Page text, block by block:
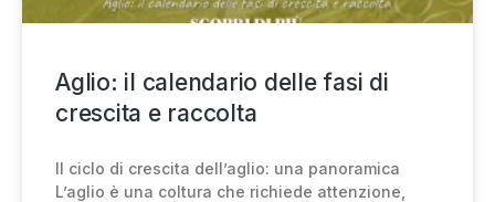
Aglio: il calendario delle fasi di
crescita e raccolta
Il ciclo di crescita dell’aglio: una panoramica
L’aglio è una coltura che richiede attenzione,